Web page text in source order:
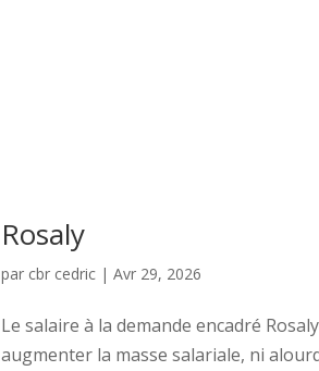
Rosaly
par cbr cedric |Avr 29, 2026
Le salaire à la demande encadré
augmenter la masse salariale, ni